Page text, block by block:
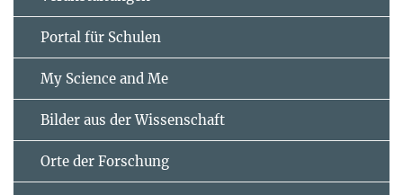
Portal für Schulen
My Science and Me
Bilder aus der Wissenschaft
Orte der Forschung